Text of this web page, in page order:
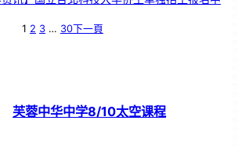
1 2 3 … 30下一頁
芙蓉中华中学8/10太空课程